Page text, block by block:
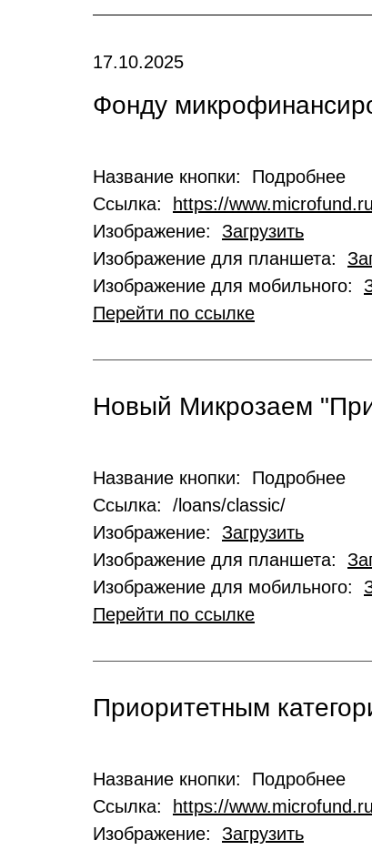
17.10.2025
Фонду
Название кнопки: Подробнее
Ссылка:
https://
Изображение: Загрузить
Изображение для планшета:
Изображение для мобильного:
Перейти по ссылке
Новый Микрозаем
Название кнопки: Подробнее
Ссылка: /loans/classic/
Изображение: Загрузить
Изображение для планшета:
Изображение для мобильного:
Перейти по ссылке
Приоритетным
Название кнопки: Подробнее
Ссылка:
https://
Изображение: Загрузить